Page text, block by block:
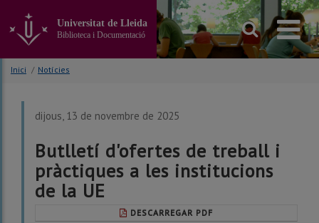
contingut
principal
Universitat de Lleida
Biblioteca i Documentació
Inici / Notícies
dijous, 13 de novembre de 2025
Butlletí d'ofertes de treball i
pràctiques a les institucions
de la UE
DESCARREGAR PDF